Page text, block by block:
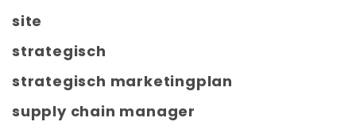
site
strategisch
strategisch marketingplan
supply chain manager